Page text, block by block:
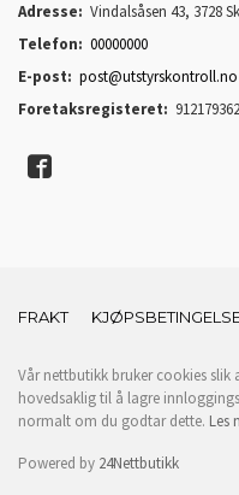
Adresse: Vindalsåsen 43, 3728
Telefon: 00000000
E-post: post@utstyrskontroll.no
Foretaksregisteret:
FRAKT
Vår nettbutikk bruker cookies slik
hovedsaklig til å lagre
normalt om du godtar dette. Les
Powered by 24Nettbutikk